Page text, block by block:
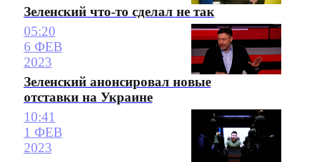
Зеленский что-то сделал не так
05:20
6 ФЕВ
2023
Зеленский анонсировал новые
отставки на Украине
10:41
1 ФЕВ
2023